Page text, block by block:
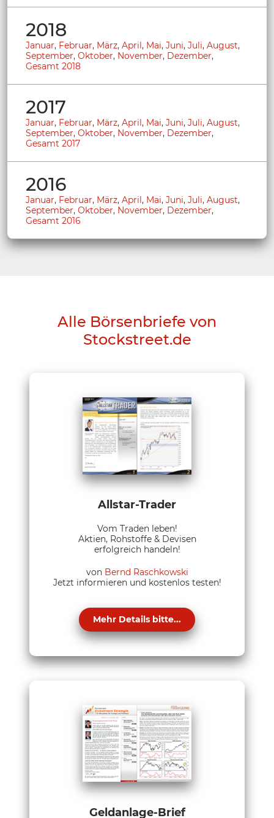
2018
Januar, Februar, März, April , Mai, Juni, Juli, August,
September, Oktober, November, Dezember,
Gesamt 2018
2017
Januar, Februar, März, April , Mai, Juni, Juli, August,
September, Oktober, November, Dezember,
Gesamt 2017
2016
Januar, Februar, März, April , Mai, Juni, Juli, August,
September, Oktober, November, Dezember,
Gesamt 2016
Alle Börsenbriefe von
Stockstreet.de
Allstar-Trader
Vom Traden leben!
Aktien, Rohstoffe & Devisen
erfolgreich handeln!
von Bernd Raschkowski
Jetzt informieren und kostenlos testen!
Mehr Details bitte...
Geldanlage-Brief